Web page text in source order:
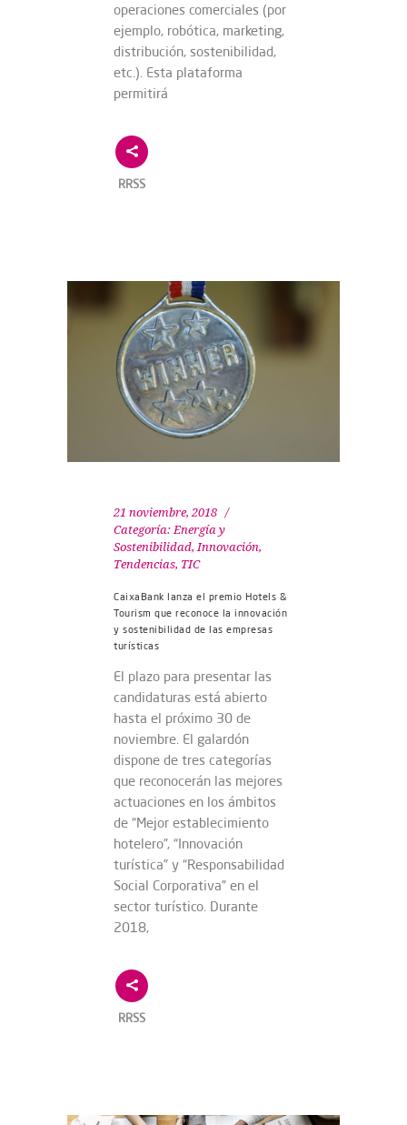
operaciones comerciales (por
ejemplo, robótica, marketing,
distribución, sostenibilidad,
etc.). Esta plataforma
permitirá
RRSS
21 noviembre, 2018
Categoría: Energía y
Sostenibilidad,Innovación,
Tendencias, TIC
CaixaBank lanza el premio Hotels &
Tourism que reconoce la innovación
y sostenibilidad de las empresas
turísticas
El plazo para presentar las
candidaturas está abierto
hasta el próximo 30 de
noviembre. El galardón
dispone de tres categorías
que reconocerán las mejores
actuaciones en los ámbitos
de “Mejor establecimiento
hotelero”, “Innovación
turística” y “Responsabilidad
Social Corporativa” en el
sector turístico. Durante
2018,
RRSS